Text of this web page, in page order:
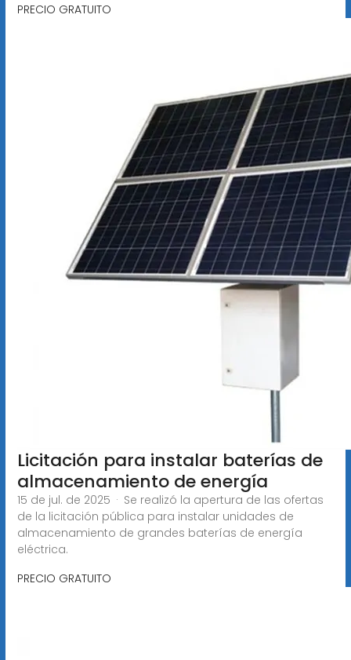
PRECIO GRATUITO
Licitación para instalar baterías de
almacenamiento de energía
15 de jul. de 2025 · Se realizó la apertura de las ofertas
de la licitación pública para instalar unidades de
almacenamiento de grandes baterías de energía
eléctrica.
PRECIO GRATUITO